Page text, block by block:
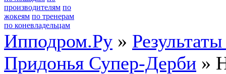
производителям по
жокеям по тренерам
по коневладельцам
Ипподром.Ру »
Придонья Супер-Дерби »